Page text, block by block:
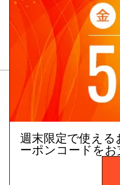
1,279
【
取替
【
週末限定で使え
ーポンコードを